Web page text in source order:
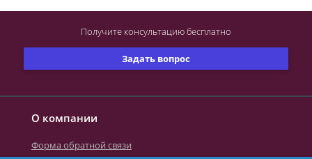
О компании
Форма обратной связи
Задать вопрос
Получите консультациюбесплатно